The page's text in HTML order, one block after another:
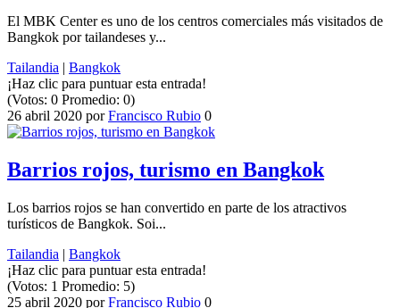
El MBK Center es uno de los centros comerciales más visitados de
Bangkok por tailandeses y...
Tailandia | Bangkok
¡Haz clic para puntuar esta entrada!
(Votos: 0 Promedio: 0)
26 abril 2020 porFrancisco Rubio 0
Barrios rojos, turismo en Bangkok
Los barrios rojos se han convertido en parte de los atractivos
turísticos de Bangkok. Soi...
Tailandia | Bangkok
¡Haz clic para puntuar esta entrada!
(Votos: 1 Promedio: 5)
25 abril 2020 porFrancisco Rubio 0